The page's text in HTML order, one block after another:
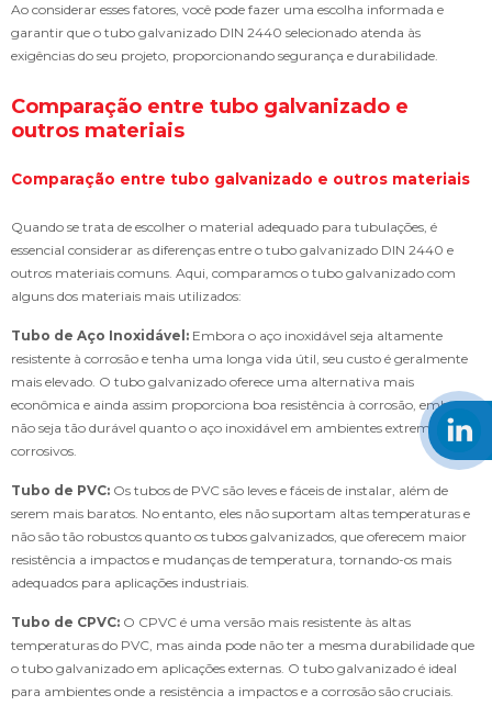
Ao considerar esses fatores, você pode fazer uma escolha informada e
garantir que o tubo galvanizado DIN 2440 selecionado atenda às
exigências do seu projeto, proporcionando segurança e durabilidade.
Comparação entre tubo galvanizado e
outros materiais
Comparação entre tubo galvanizado e outros materiais
Quando se trata de escolher o material adequado para tubulações, é
essencial considerar as diferenças entre o tubo galvanizado DIN 2440 e
outros materiais comuns. Aqui, comparamos o tubo galvanizado com
alguns dos materiais mais utilizados:
Tubo de Aço Inoxidável: Embora o aço inoxidável seja altamente
resistente à corrosão e tenha uma longa vida útil, seu custo é geralmente
mais elevado. O tubo galvanizado oferece uma alternativa mais
econômica e ainda assim proporciona boa resistência à corrosão, embora
não seja tão durável quanto o aço inoxidável em ambientes extremamente
corrosivos.
Tubo de PVC: Os tubos de PVC são leves e fáceis de instalar, além de
serem mais baratos. No entanto, eles não suportam altas temperaturas e
não são tão robustos quanto os tubos galvanizados, que oferecem maior
resistência a impactos e mudanças de temperatura, tornando-os mais
adequados para aplicações industriais.
Tubo de CPVC: O CPVC é uma versão mais resistente às altas
temperaturas do PVC, mas ainda pode não ter a mesma durabilidade que
o tubo galvanizado em aplicações externas. O tubo galvanizado é ideal
para ambientes onde a resistência a impactos e a corrosão são cruciais.